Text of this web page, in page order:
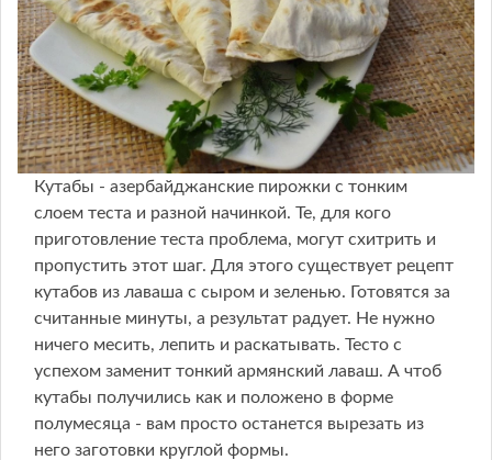
Кутабы - азербайджанские пирожки с тонким
слоем теста и разной начинкой. Те, для кого
приготовление теста проблема, могут схитрить и
пропустить этот шаг. Для этого существует рецепт
кутабов из лаваша с сыром и зеленью. Готовятся за
считанные минуты, а результат радует. Не нужно
ничего месить, лепить и раскатывать. Тесто с
успехом заменит тонкий армянский лаваш. А чтоб
кутабы получились как и положено в форме
полумесяца - вам просто останется вырезать из
него заготовки круглой формы.